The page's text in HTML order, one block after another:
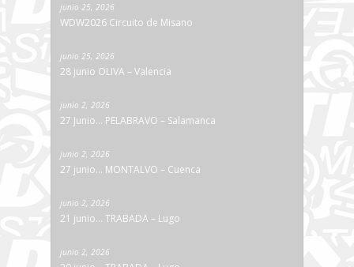
junio 25, 2026
WDW2026 Circuito de Misano
junio 25, 2026
28 junio OLIVA – Valencia
junio 2, 2026
27 Junio… PELABRAVO – Salamanca
junio 2, 2026
27 junio… MONTALVO – Cuenca
junio 2, 2026
21 junio… TRABADA – Lugo
junio 2, 2026